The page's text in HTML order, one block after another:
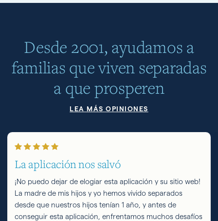
Desde 2001, ayudamos a
familias que viven separadas
a que prosperen
LEA MÁS OPINIONES
La aplicación nos salvó
¡No puedo dejar de elogiar esta aplicación y su sitio web!
La madre de mis hijos y yo hemos vivido separados
desde que nuestros hijos tenían 1 año, y antes de
conseguir esta aplicación, enfrentamos muchos desafíos